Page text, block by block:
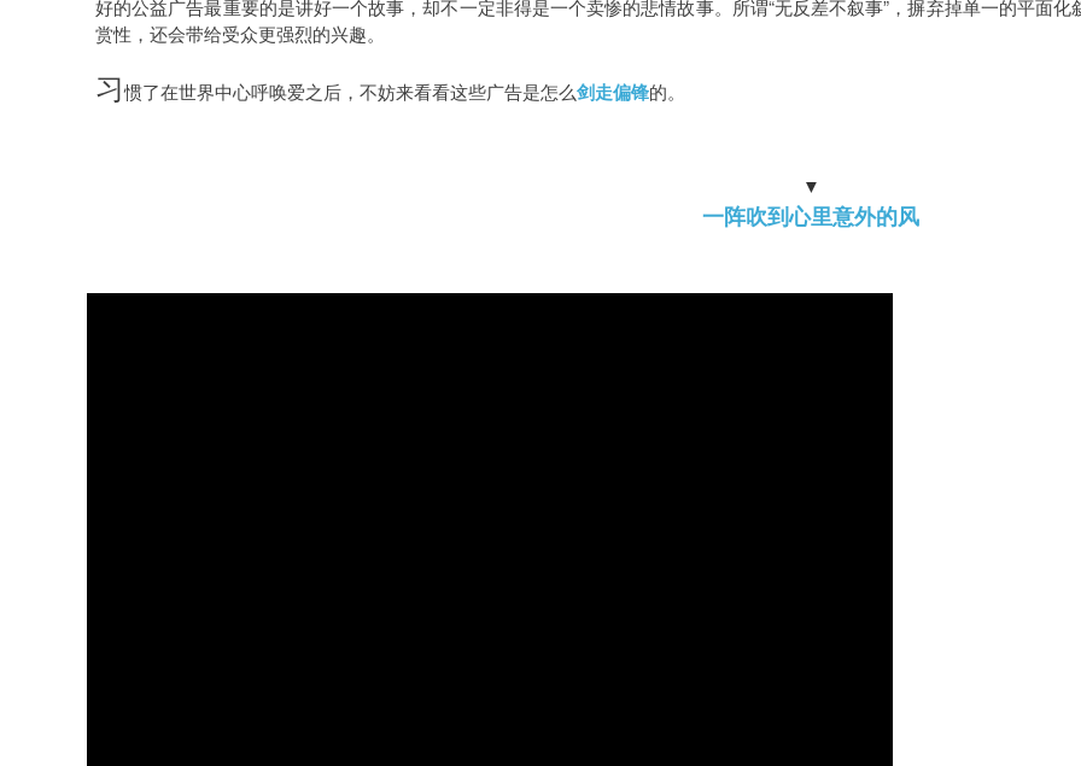
好的公益广告最重要的是讲好一个故事，却不一定非得是一个卖惨的悲情故事。所谓“无反差不叙事”，摒弃掉单一的平面化
赏性，还会带给受众更强烈的兴趣。
习惯了在世界中心呼唤爱之后，不妨来看看这些广告是怎么剑走偏锋的。
▼
一阵吹到心里意外的风